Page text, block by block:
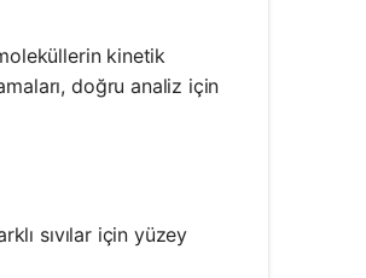
kinetik
doğru analiz için
sıvılar için yüzey